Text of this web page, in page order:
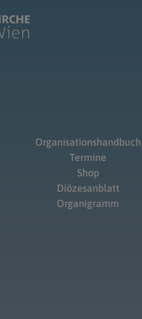
Organisationshandbuch
Termine
Shop
Diözesanblatt
Organigramm